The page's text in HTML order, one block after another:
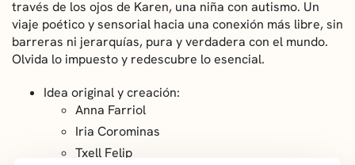
través de los ojos de Karen, una niña con autismo. Un
viaje poético y sensorial hacia una conexión más libre, sin
barreras ni jerarquías, pura y verdadera con el mundo.
Olvida lo impuesto y redescubre lo esencial.
Idea original y creación:
Anna Farriol
Iria Corominas
Txell Felip